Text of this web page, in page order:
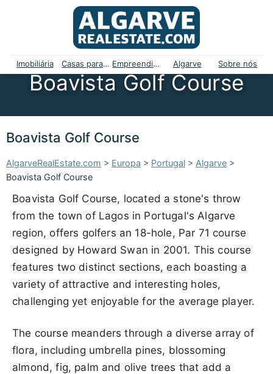
Imobiliária Casas para venda Empreendimentos Algarve Sobre nós
Boavista Golf Course
Boavista Golf Course
AlgarveRealEstate.com > Europa > Portugal > Algarve >
Boavista Golf Course
Boavista Golf Course, located a stone's throw
from the town of Lagos in Portugal's Algarve
region, offers golfers an 18-hole, Par 71 course
designed by Howard Swan in 2001. This course
features two distinct sections, each boasting a
variety of attractive and interesting holes,
challenging yet enjoyable for the average player.
The course meanders through a diverse array of
flora, including umbrella pines, blossoming
almond, fig, palm and olive trees that add a